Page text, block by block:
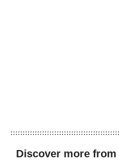
Discover more from